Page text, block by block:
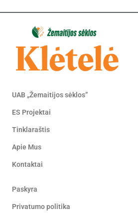
UAB „Žemaitijos sėklos”
ES Projektai
Tinklaraštis
Apie Mus
Kontaktai
Paskyra
Privatumo politika